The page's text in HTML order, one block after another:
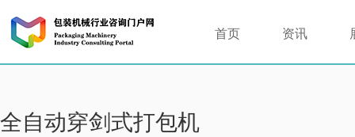
首页 资讯
全自动穿剑式打包机